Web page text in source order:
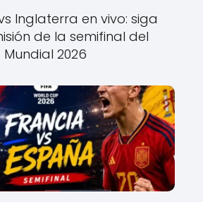
Inglaterra en vivo: siga
de la semifinal del
Mundial 2026